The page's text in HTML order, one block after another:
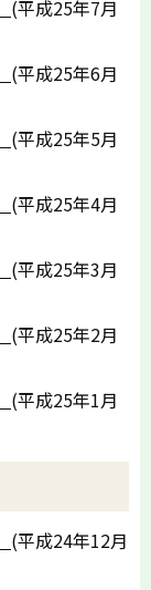
(平成25年7月
(平成25年6月
(平成25年5月
(平成25年4月
(平成25年3月
(平成25年2月
(平成25年1月
(平成24年12月